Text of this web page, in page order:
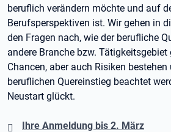
beruflich verändern möchte und auf
Berufsperspektiven ist. Wir gehen in
den Fragen nach, wie der berufliche
andere Branche bzw.
Chancen, aber auch Risiken
beruflichen Quereinstieg beachtet
Neustart glückt.
Ihre Anmeldung bis 2. März